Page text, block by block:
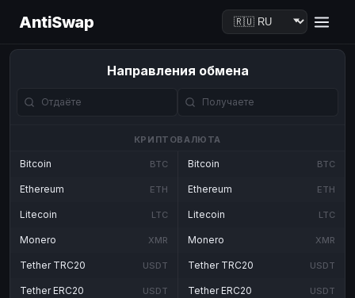
AntiSwap
Направления обмена
КРИПТОВАЛЮТА
Bitcoin BTC
Ethereum ETH
Litecoin LTC
Monero XMR
Tether TRC20 USDT
Tether ERC20 USDT
Bitcoin BTC
Ethereum ETH
Litecoin LTC
Monero XMR
Tether TRC20 USDT
Tether ERC20 USDT